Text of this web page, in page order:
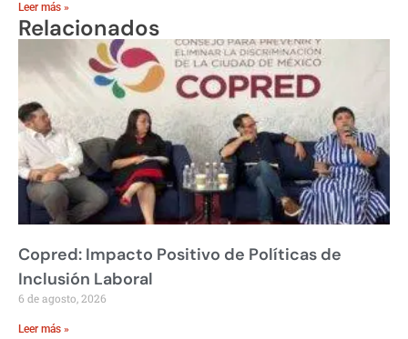
Leer más »
Relacionados
Copred: Impacto Positivo de Políticas de
Inclusión Laboral
6 de agosto, 2026
Leer más »